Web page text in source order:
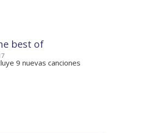
best of
9 nuevas canciones